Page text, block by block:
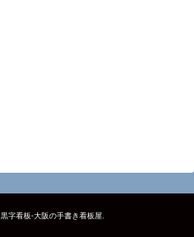
黒字看板‐大阪の手書き看板屋